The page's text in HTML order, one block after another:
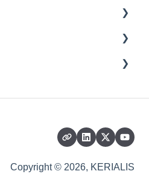
Copyright © 2026, KERIALIS